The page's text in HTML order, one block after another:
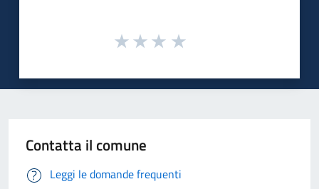
Contatta il comune
Leggi le domande frequenti